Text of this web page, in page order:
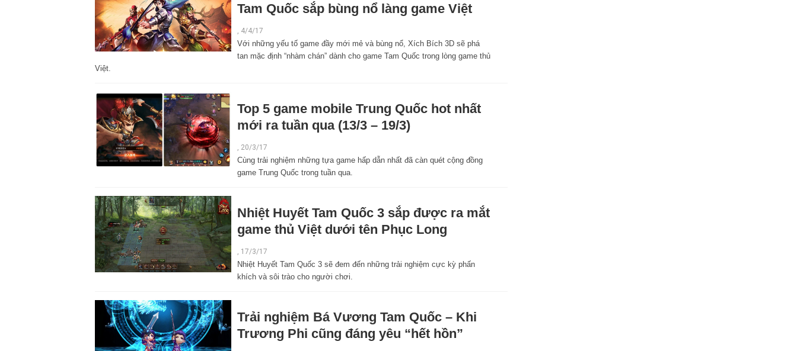
Tam Quốc sắp bùng nổ làng game Việt
4/4/17
Với những yếu tố game đầy mới mẻ và bùng nổ, Xích Bích 3D sẽ phá
tan mặc định “nhàm chán” dành cho game Tam Quốc trong lòng game thủ
Việt.
Top 5 game mobile Trung Quốc hot nhất
mới ra tuần qua (13/3 – 19/3)
, 20/3/17
Cùng trải nghiệm những tựa game hấp dẫn nhất đã càn quét cộng đồng
game Trung Quốc trong tuần qua.
Nhiệt Huyết Tam Quốc 3 sắp được ra mắt
game thủ Việt dưới tên Phục Long
, 17/3/17
Nhiệt Huyết Tam Quốc 3 sẽ đem đến những trải nghiệm cực kỳ phấn
khích và sôi trào cho người chơi.
Trải nghiệm Bá Vương Tam Quốc – Khi
Trương Phi cũng đáng yêu “hết hồn”